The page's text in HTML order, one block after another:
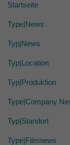
Startseite
Type|News
Typ|News
Typ|Location
Typ|Produktion
Type|Company
Typ|Standort
Type|Filmnews